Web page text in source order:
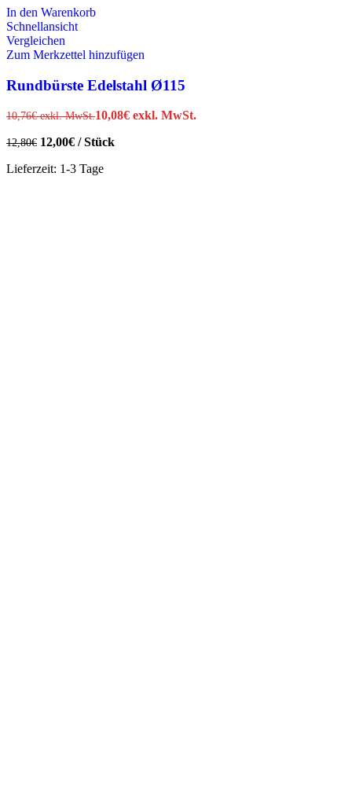
In den Warenkorb
Schnellansicht
Vergleichen
Zum Merkzettel hinzufügen
Rundbürste Edelstahl Ø115
10,76€ exkl. MwSt.10,08€ exkl. MwSt.
12,80€ 12,00€ /Stück
Lieferzeit: 1-3 Tage